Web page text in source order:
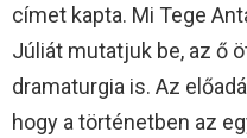
címet kapta. Mi Tege
Júliát mutatjuk be, az ő
dramaturgia is. Az
hogy a történetben az